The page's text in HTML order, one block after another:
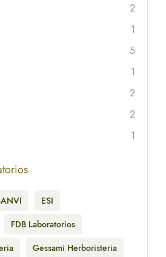
2
1
5
1
2
2
1
ESI
FDB Laboratorios
Gessami Herboristeria